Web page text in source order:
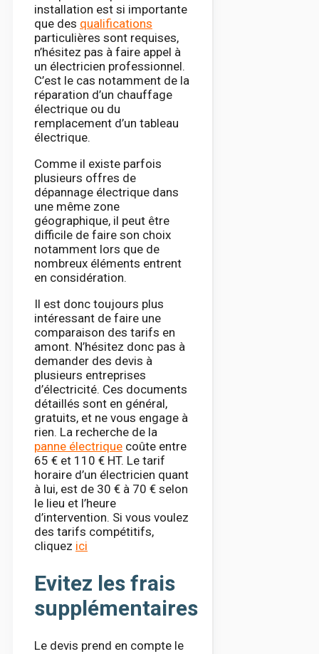
installation est si importante
que des qualifications
particulières sont requises,
n’hésitez pas à faire appel à
un électricien professionnel.
C’est le cas notamment de la
réparation d’un chauffage
électrique ou du
remplacement d’un tableau
électrique.
Comme il existe parfois
plusieurs offres de
dépannage électrique dans
une même zone
géographique, il peut être
difficile de faire son choix
notamment lors que de
nombreux éléments entrent
en considération.
Il est donc toujours plus
intéressant de faire une
comparaison des tarifs en
amont. N’hésitez donc pas à
demander des devis à
plusieurs entreprises
d’électricité. Ces documents
détaillés sont en général,
gratuits, et ne vous engage à
rien. La recherche de la
panne électrique coûte entre
65 € et 110 € HT. Le tarif
horaire d’un électricien quant
à lui, est de 30 € à 70 € selon
le lieu et l’heure
d’intervention. Si vous voulez
des tarifs compétitifs,
cliquez ici
Evitez les frais
supplémentaires
Le devis prend en compte le